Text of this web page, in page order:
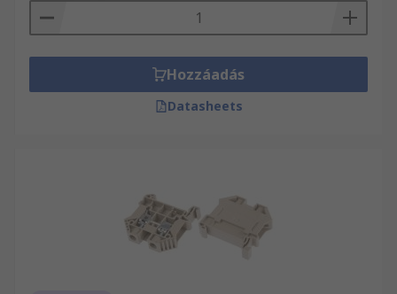
Hozzáadás
Datasheets